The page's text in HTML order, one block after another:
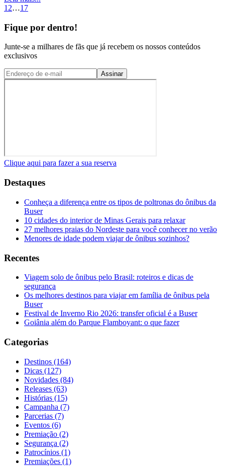
1 2…17
Fique por dentro!
Junte-se a milhares de fãs que já recebem os nossos conteúdos
exclusivos
Assinar
Clique aqui para fazer a sua reserva
Destaques
Conheça a diferença entre os tipos de poltronas do ônibus da
Buser
10 cidades do interior de Minas Gerais para relaxar
27 melhores praias do Nordeste para você conhecer no verão
Menores de idade podem viajar de ônibus sozinhos?
Recentes
Viagem solo de ônibus pelo Brasil: roteiros e dicas de
segurança
Os melhores destinos para viajar em família de ônibus pela
Buser
Festival de Inverno Rio 2026: transfer oficial é a Buser
Goiânia além do Parque Flamboyant: o que fazer
Categorias
Destinos (164)
Dicas (127)
Novidades (84)
Releases (63)
Histórias (15)
Campanha (7)
Parcerias (7)
Eventos (6)
Premiação (2)
Segurança (2)
Patrocínios (1)
Premiações (1)